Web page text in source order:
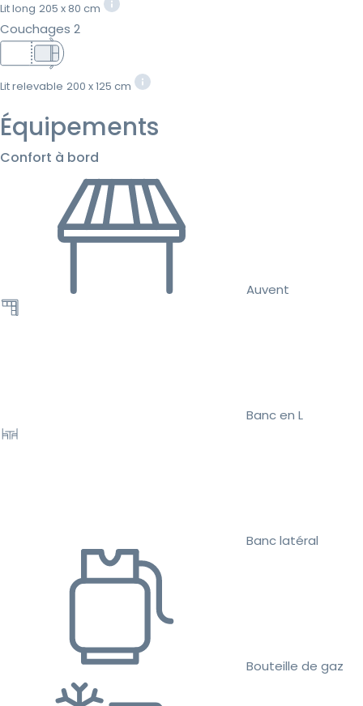
Lit long 205 x 80 cm
Couchages 2
Lit relevable 200 x 125 cm
Équipements
Confort à bord
Auvent
Banc en L
Banc latéral
Bouteille de gaz